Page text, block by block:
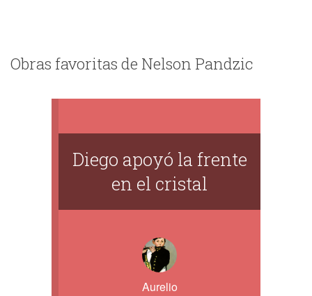
Obras favoritas de Nelson Pandzic
Diego apoyó la frente
en el cristal
Aurelio